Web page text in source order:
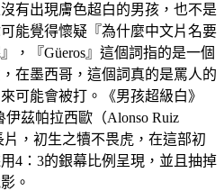
有出現膚色超白的男孩，也不是
能覺得懷疑『為什麼中文片名要
，『Güeros』這個詞指的是一個
在墨西哥，這個詞真的是罵人的
可能會被打。《男孩超級白》
伊茲帕拉西歐（Alonso Ruiz
片，初生之犢不畏虎，在這部初
4：3的銀幕比例呈現，並且抽掉
。